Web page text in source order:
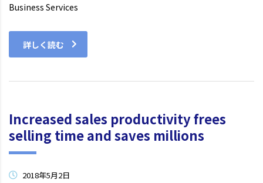
Business Services
詳しく読む
Increased sales productivity frees
selling time and saves millions
2018年5月2日